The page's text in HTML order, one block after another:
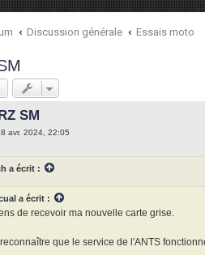
Discussion générale Essais moto
SM
avr. 2024, 22:05
a écrit :
a écrit :
de recevoir ma nouvelle carte grise.
que le service de l'ANTS